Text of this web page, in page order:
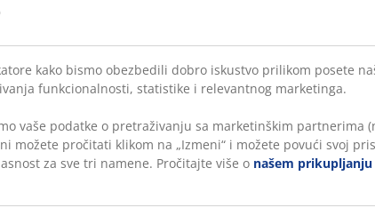
kako bismo obezbedili dobro iskustvo prilikom posete
funkcionalnosti, statistike i relevantnog marketinga.
vaše podatke o pretraživanju sa marketinškim partnerima
možete pročitati klikom na „Izmeni“ i možete povući svoj
za sve tri namene. Pročitajte više o našem